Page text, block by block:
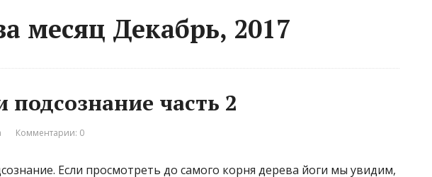
месяц Декабрь, 2017
подсознание часть 2
Комментарии: 0
Если просмотреть до самого корня дерева йоги мы увидим,